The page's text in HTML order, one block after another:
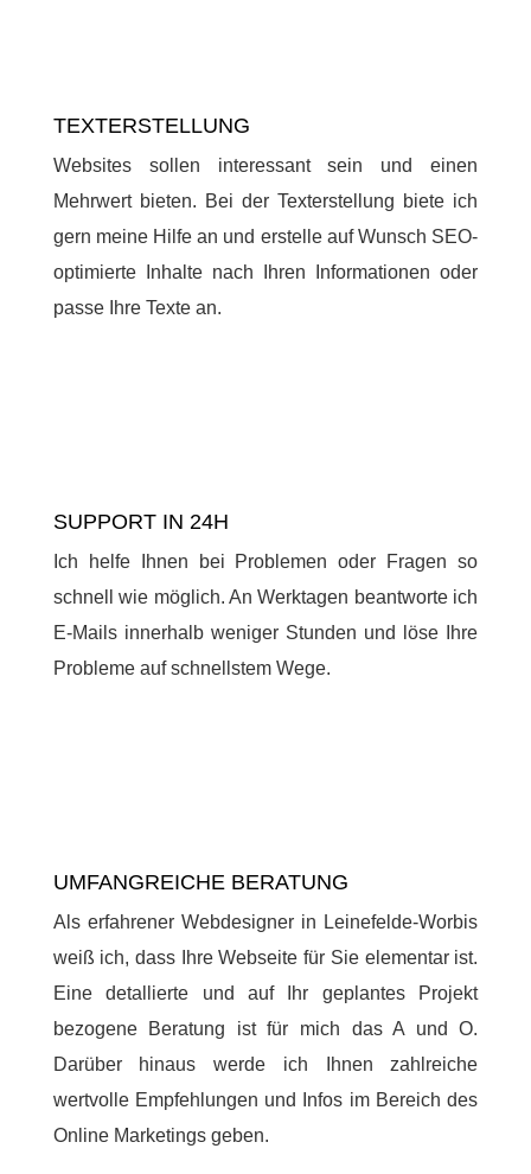
TEXTERSTELLUNG
Websites sollen interessant sein und einen
Mehrwert bieten. Bei der Texterstellung biete ich
gern meine Hilfe an und erstelle auf Wunsch SEO-
optimierte Inhalte nach Ihren Informationen oder
passe Ihre Texte an.
SUPPORT IN 24H
Ich helfe Ihnen bei Problemen oder Fragen so
schnell wie möglich. An Werktagen beantworte ich
E-Mails innerhalb weniger Stunden und löse Ihre
Probleme auf schnellstem Wege.
UMFANGREICHE BERATUNG
Als erfahrener Webdesigner in Leinefelde-Worbis
weiß ich, dass Ihre Webseite für Sie elementar ist.
Eine detallierte und auf Ihr geplantes Projekt
bezogene Beratung ist für mich das A und O.
Darüber hinaus werde ich Ihnen zahlreiche
wertvolle Empfehlungen und Infos im Bereich des
Online Marketings geben.